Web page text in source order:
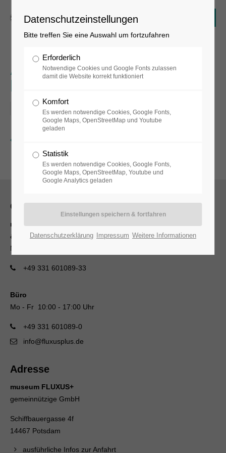
Aktionsvortrag Bazon
Brock
14.02.2019, 17:00
Öffnungszeiten
museum, museumsshop
& museumscafé
Mi - So 13:00 - 18:00 Uhr
+49 331 601089-33
Büro
Mo - Fr 10:00 - 17:00 Uhr
+49 331 601089-0
info@fluxusplus.de
Adresse
museum FLUXUS+
gemeinnützige GmbH
Schiffbauergasse 4f
14467 Potsdam
ausführliche Infos zur Anfahrt
Datenschutzeinstellungen
Bitte treffen Sie eine Auswahl um fortzufahren
Erforderlich
Notwendige Cookies und Google Fonts zulassen
damit die Website korrekt funktioniert
Komfort
Es werden notwendige Cookies, Google Fonts,
Google Maps, OpenStreetMap und Youtube
geladen
Statistik
Es werden notwendige Cookies, Google Fonts,
Google Maps, OpenStreetMap, Youtube und
Google Analytics geladen
Datenschutzerklärung Impressum Weitere Informationen